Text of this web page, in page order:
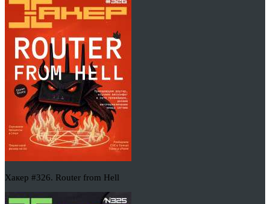
Хакер #326. Router from Hell